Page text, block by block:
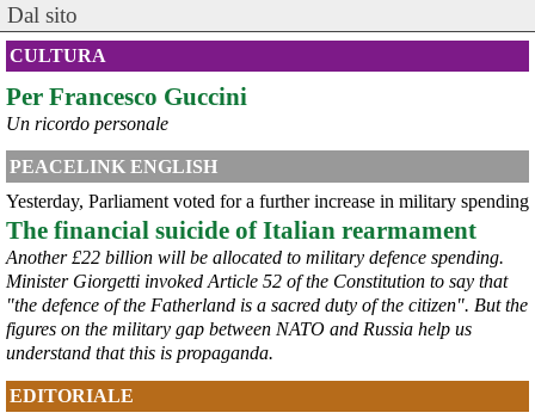
cronachetarantine.it/index.php
il Governo ha manifestato l’intenzione di predisporre un
provvedimento straordinario per attenuare le conseguenze
economiche e sociali della prevista fermata dell’area a caldo e ha
chiesto alle rappresentanze del territorio di formulare proposte
concrete per definirne i contenuti. Casartigiani valuta positivamente
#ILVA #Taranto
Dal sito
CULTURA
Per Francesco Guccini
Un ricordo personale
PEACELINK ENGLISH
Yesterday, Parliament voted for a further increase in military spending
The financial suicide of Italian rearmament
Another £22 billion will be allocated to military defence spending.
Minister Giorgetti invoked Article 52 of the Constitution to say that
"the defence of the Fatherland is a sacred duty of the citizen". But the
figures on the military gap between NATO and Russia help us
understand that this is propaganda.
EDITORIALE